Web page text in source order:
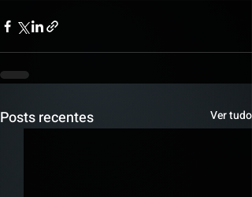
Posts recentes Ver tudo